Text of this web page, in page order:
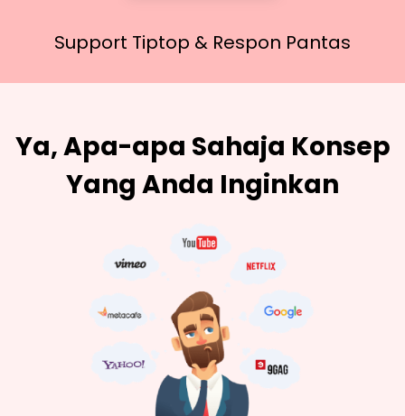
Support Tiptop & Respon Pantas
Ya, Apa-apa Sahaja Konsep
Yang Anda Inginkan